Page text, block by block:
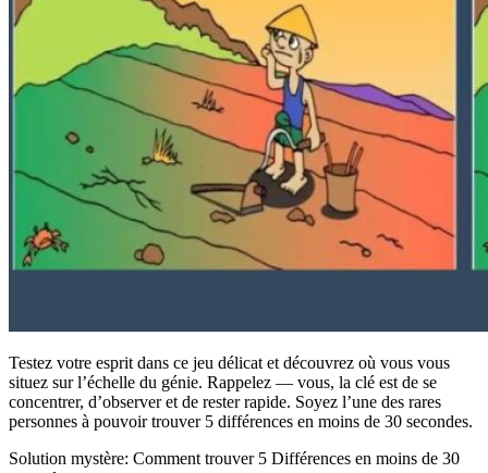
Testez votre esprit dans ce jeu délicat et découvrez où vous vous
situez sur l’échelle du génie. Rappelez — vous, la clé est de se
concentrer, d’observer et de rester rapide. Soyez l’une des rares
personnes à pouvoir trouver 5 différences en moins de 30 secondes.
Solution mystère: Comment trouver 5 Différences en moins de 30